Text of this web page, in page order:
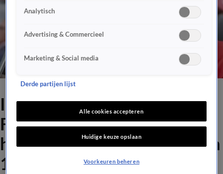
Inzamelingsactie voor
Feyenoord-fan Hannie die
haar zoon verloor levert ruim
12.000 euro op
Analytisch
Advertising & Commercieel
Marketing & Social media
Derde partijen lijst
Alle cookies accepteren
Huidige keuze opslaan
Voorkeuren beheren